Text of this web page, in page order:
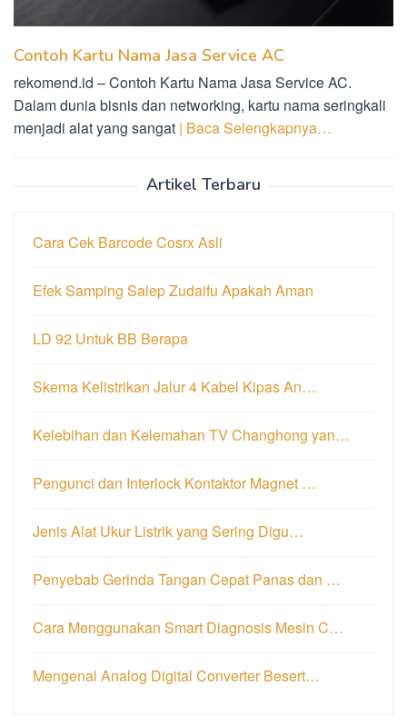
Contoh Kartu Nama Jasa Service AC
rekomend.id – Contoh Kartu Nama Jasa Service AC.
Dalam dunia bisnis dan networking, kartu nama seringkali
menjadi alat yang sangat | Baca Selengkapnya…
Artikel Terbaru
Cara Cek Barcode Cosrx Asli
Efek Samping Salep Zudaifu Apakah Aman
LD 92 Untuk BB Berapa
Skema Kelistrikan Jalur 4 Kabel Kipas An…
Kelebihan dan Kelemahan TV Changhong yan…
Pengunci dan Interlock Kontaktor Magnet …
Jenis Alat Ukur Listrik yang Sering Digu…
Penyebab Gerinda Tangan Cepat Panas dan …
Cara Menggunakan Smart Diagnosis Mesin C…
Mengenal Analog Digital Converter Besert…